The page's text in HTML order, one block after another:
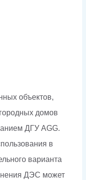
объектов,
домов
ДГУ AGG.
в
варианта
ДЭС может